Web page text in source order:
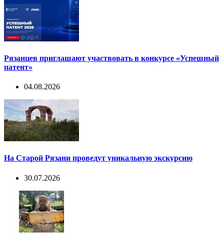
Рязанцев приглашают участвовать в конкурсе «Успешный
патент»
04.08.2026
На Старой Рязани проведут уникальную экскурсию
30.07.2026